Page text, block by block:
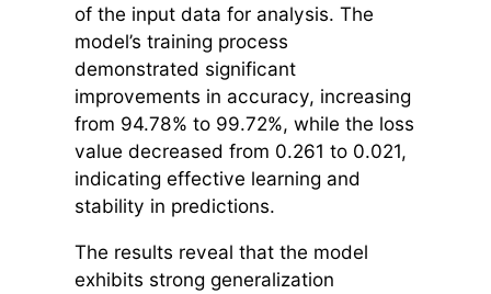
of the input data for analysis. The
model’s training process
demonstrated significant
improvements in accuracy, increasing
from 94.78% to 99.72%, while the loss
value decreased from 0.261 to 0.021,
indicating effective learning and
stability in predictions.
The results reveal that the model
exhibits strong generalization